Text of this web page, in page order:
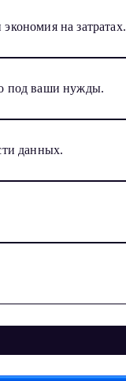
на затратах.
под ваши нужды.
данных.